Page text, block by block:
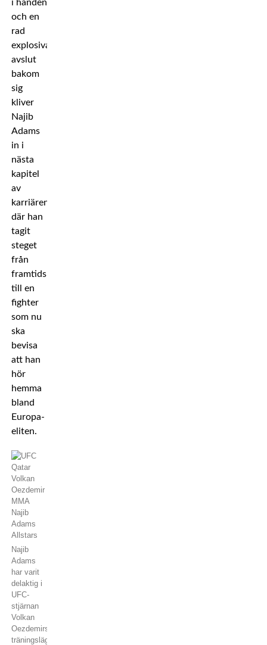
i handen
och en
rad
explosiva
avslut
bakom
sig
kliver
Najib
Adams
in i
nästa
kapitel
av
karriären,
där han
tagit
steget
från
framtidshopp
till en
fighter
som nu
ska
bevisa
att han
hör
hemma
bland
Europa-
eliten.
Najib
Adams
har varit
delaktig i
UFC-
stjärnan
Volkan
Oezdemirs
träningsläger